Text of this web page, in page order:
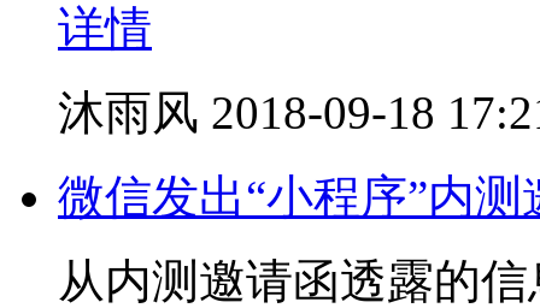
详情
沐雨风 2018-09-18
微信发出“小程序”内
从内测邀请函透露的